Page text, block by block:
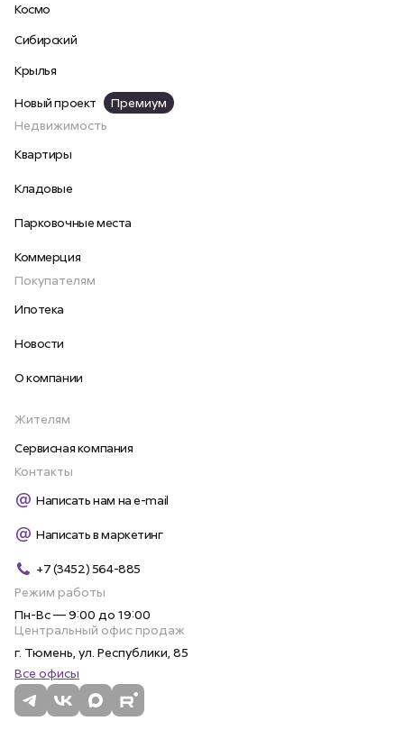
Космо
Сибирский
Крылья
Новый проект
Премиум
Недвижимость
Квартиры
Кладовые
Парковочные места
Коммерция
Покупателям
Ипотека
Новости
О компании
Жителям
Сервисная компания
Контакты
Написать нам на e-mail
Написать в маркетинг
+7 (3452) 564-885
Режим работы
Пн-Вс — 9:00 до 19:00
Центральный офис продаж
г. Тюмень, ул. Республики, 85
Все офисы